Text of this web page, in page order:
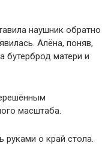
наушник обратно
Алёна, поняв,
бутерброд матери и
масштаба.
руками о край стола.